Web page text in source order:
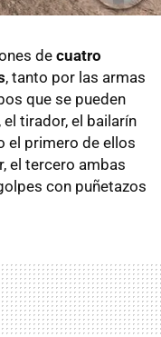
de cuatro
, tanto por las armas
que se pueden
tirador, el bailarín
el primero de ellos
el tercero ambas
con puñetazos